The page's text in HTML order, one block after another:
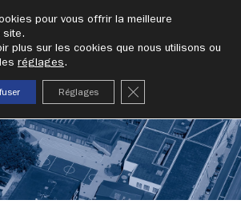
pour vous offrir la meilleure
site.
plus sur les cookies que nous utilisons ou
réglages.
Réglages fermer la